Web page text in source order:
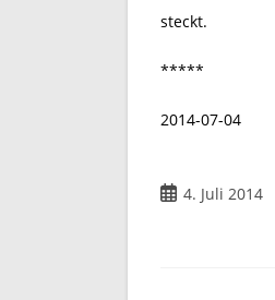
steckt.
*****
2014-07-04
Beitrag
4. Juli 2014